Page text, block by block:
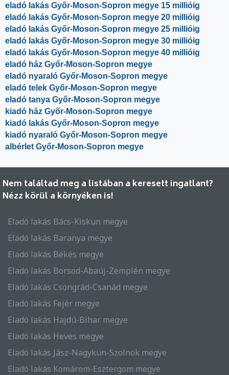
eladó lakás Győr-Moson-Sopron megye 15 millióig
eladó lakás Győr-Moson-Sopron megye 20 millióig
eladó lakás Győr-Moson-Sopron megye 25 millióig
eladó lakás Győr-Moson-Sopron megye 30 millióig
eladó lakás Győr-Moson-Sopron megye 40 millióig
eladó ház Győr-Moson-Sopron megye
eladó nyaraló Győr-Moson-Sopron megye
eladó telek Győr-Moson-Sopron megye
eladó tanya Győr-Moson-Sopron megye
kiadó ház Győr-Moson-Sopron megye
kiadó lakás Győr-Moson-Sopron megye
kiadó nyaraló Győr-Moson-Sopron megye
albérlet Győr-Moson-Sopron megye
Nem találtad meg a listában a keresett ingatlant?
Nézz körül a környéken is!
Eladó lakás Bács-Kiskun megye
Eladó lakás Baranya megye
Eladó lakás Békés megye
Eladó lakás Borsod-Abaúj-Zemplén megye
Eladó lakás Csongrád-Csanád megye
Eladó lakás Fejér megye
Eladó lakás Hajdú-Bihar megye
Eladó lakás Heves megye
Eladó lakás Jász-Nagykun-Szolnok megye
Eladó lakás Komárom-Esztergom megye